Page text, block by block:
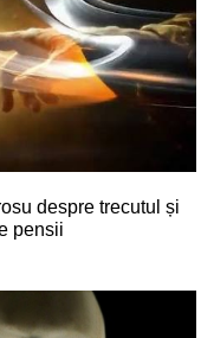
despre trecutul și
pensii